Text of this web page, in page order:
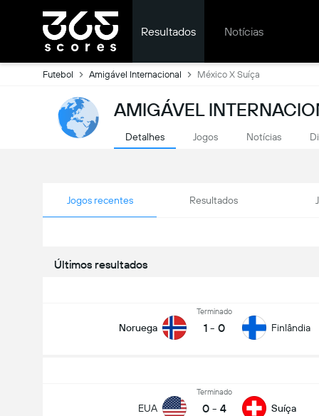
Resultados Notícias
Futebol Amigável Internacional México X Suíça
AMIGÁVEL
Detalhes Jogos Notícias
Jogos recentes Resultados
Últimos resultados
Noruega
Terminado
1 - 0 Finlândia
EUA
Terminado
0 - 4 Suíça